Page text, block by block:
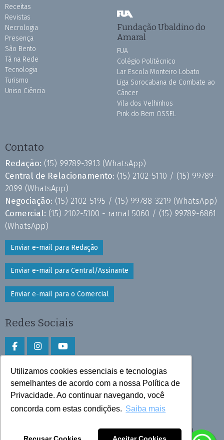
Utilizamos cookies essenciais e tecnologias
semelhantes de acordo com a nossa Política de
Privacidade. Ao continuar navegando, você
concorda com estas condições. Saiba mais
Receitas
Revistas
Necrologia
Presença
São Bento
Tá na Rede
Tecnologia
Turismo
Uniso Ciência
Fundação Ubaldino do
Amaral
FUA
Colégio Politécnico
Lar Escola Monteiro Lobato
Liga Sorocabana de Combate ao
Câncer
Vila dos Velhinhos
Pink do Bem OSSEL
Contato
Redação: (15) 99789-3913 (WhatsApp)
Central de Relacionamento: (15) 2102-5110 / (15) 99789-
2099 (WhatsApp)
Negociação: (15) 2102-5195 / (15) 99788-3219 (WhatsApp)
Comercial: (15) 2102-5100 - ramal 5060 / (15) 99789-6861
(WhatsApp)
Enviar e-mail para Redação
Enviar e-mail para Central/Assinante
Enviar e-mail para o Comercial
Redes Sociais
Faça download do aplicativo
Play Store e App Store
Todos os direitos reservados © 2026 Cruzeiro do Sul